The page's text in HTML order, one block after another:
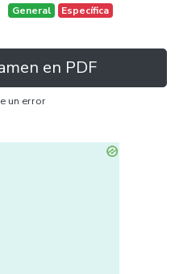
General Específica
en PDF
un error